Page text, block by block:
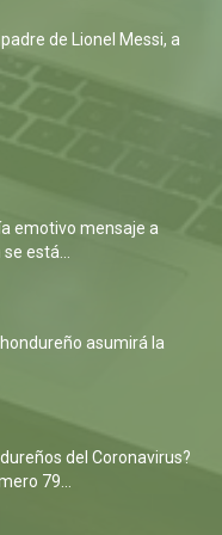
de Lionel Messi, a
emotivo mensaje a
está...
asumirá la
del Coronavirus?
79...